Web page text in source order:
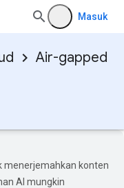
Masuk
Air-gapped
menerjemahkan konten
AI mungkin